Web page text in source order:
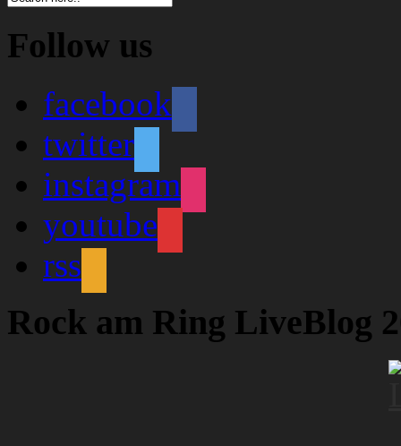
Follow us
facebook
twitter
instagram
youtube
rss
Rock am Ring LiveBlog